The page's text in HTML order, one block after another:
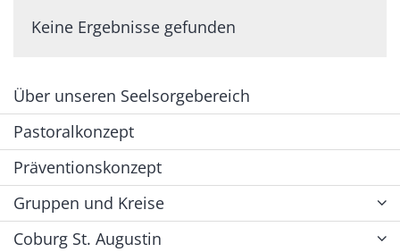
Keine Ergebnisse gefunden
Über unseren Seelsorgebereich
Pastoralkonzept
Präventionskonzept
Gruppen und Kreise
Coburg St. Augustin